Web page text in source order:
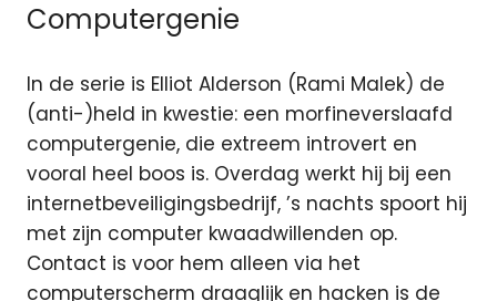
Computergenie
In de serie is Elliot Alderson (Rami Malek) de
(anti-)held in kwestie: een morfineverslaafd
computergenie, die extreem introvert en
vooral heel boos is. Overdag werkt hij bij een
internetbeveiligingsbedrijf, ’s nachts spoort hij
met zijn computer kwaadwillenden op.
Contact is voor hem alleen via het
computerscherm draaglijk en hacken is de